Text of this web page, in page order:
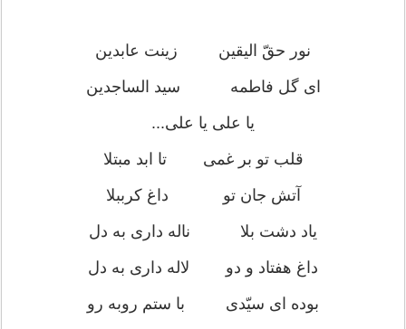
نور حقّ الیقین زینت عابدین
ای گل فاطمه سید الساجدین
یا علی یا علی...
قلب تو بر غمی تا ابد مبتلا
آتش جان تو داغ کرببلا
یاد دشت بلا ناله داری به دل
داغ هفتاد و دو لاله داری به دل
بوده ای سیّدی با ستم روبه رو